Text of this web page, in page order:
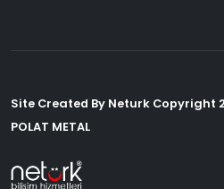
Site Created By Neturk Copyright
POLAT METAL